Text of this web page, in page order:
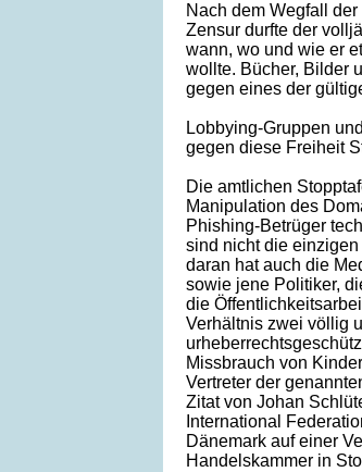
Nach dem Wegfall
Zensur durfte der
wann, wo und wie er
wollte. Bücher, Bilder
gegen eines der
Lobbying-Gruppen
gegen diese Freiheit
Die amtlichen
Manipulation des
Phishing-Betrüger
sind nicht die
daran hat auch die
sowie jene Politiker,
die
Verhältnis zwei völlig
Missbrauch von
Vertreter der
Zitat von Johan
International
Dänemark auf einer
Handelskammer in